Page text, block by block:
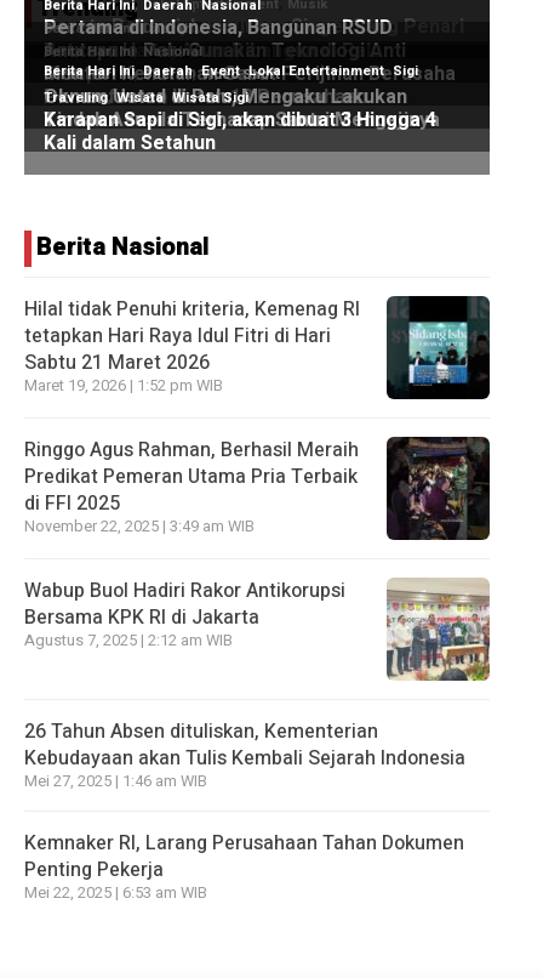
Trending
Berita Nasional
Hilal tidak Penuhi kriteria, Kemenag RI
tetapkan Hari Raya Idul Fitri di Hari
Sabtu 21 Maret 2026
Maret 19, 2026 | 1:52 pm WIB
Ringgo Agus Rahman, Berhasil Meraih
Predikat Pemeran Utama Pria Terbaik
di FFI 2025
November 22, 2025 | 3:49 am WIB
Wabup Buol Hadiri Rakor Antikorupsi
Bersama KPK RI di Jakarta
Agustus 7, 2025 | 2:12 am WIB
26 Tahun Absen dituliskan, Kementerian
Kebudayaan akan Tulis Kembali Sejarah Indonesia
Mei 27, 2025 | 1:46 am WIB
Kemnaker RI, Larang Perusahaan Tahan Dokumen
Penting Pekerja
Mei 22, 2025 | 6:53 am WIB